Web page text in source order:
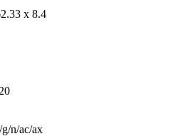
x 8.4
n/ac/ax